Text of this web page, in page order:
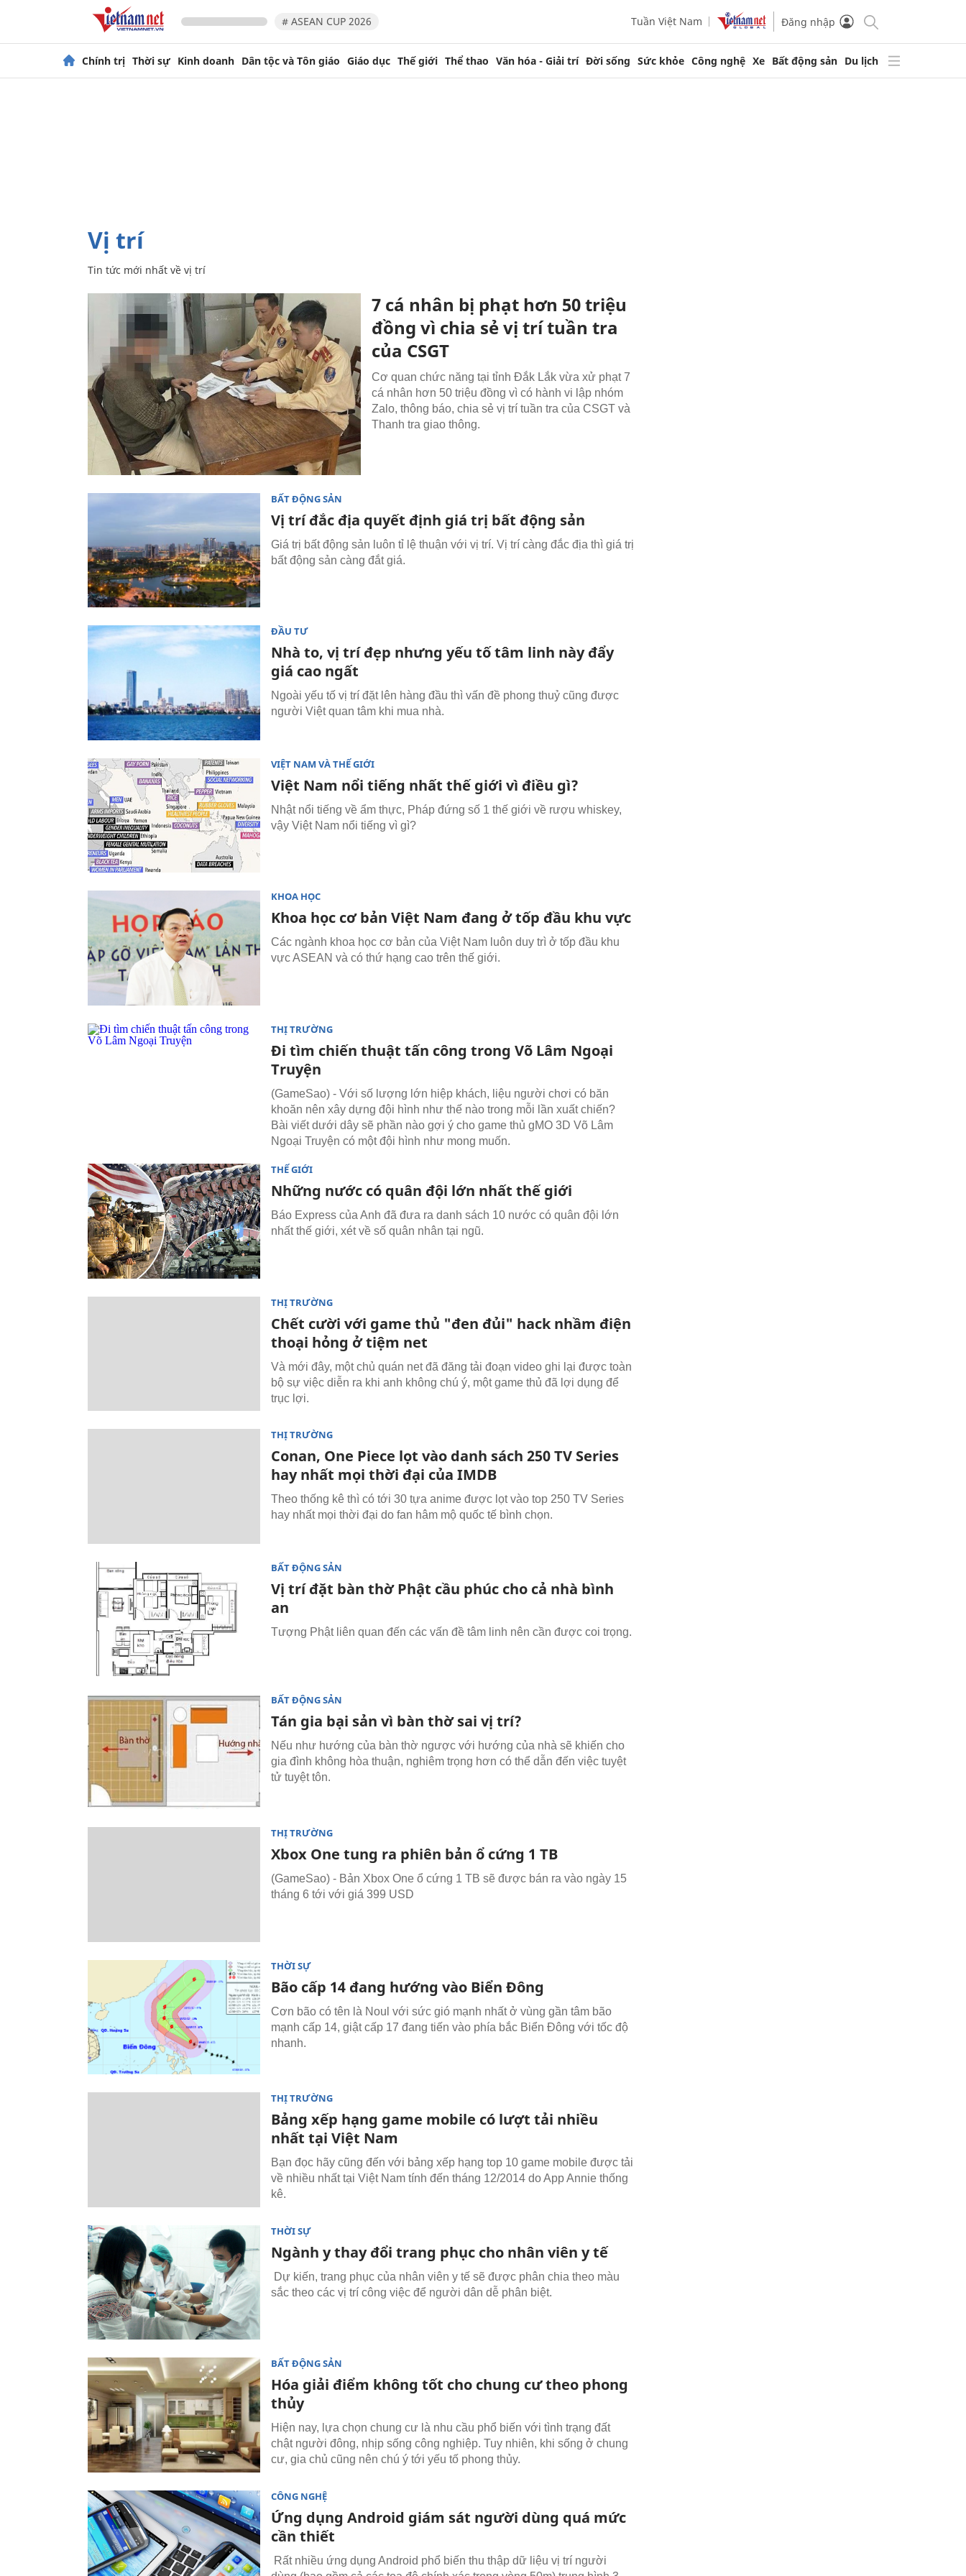
# ASEAN CUP 2026 Tuần Việt Nam Đăng nhập
Chính trị Thời sự Kinh doanh Dân tộc và Tôn giáo Giáo dục Thế giới Thể thao Văn hóa - Giải trí Đời sống Sức khỏe Công nghệ Xe Bất động sản Du lịch
vị trí
Tin tức mới nhất về vị trí
7 cá nhân bị phạt hơn 50 triệu
đồng vì chia sẻ vị trí tuần tra
của CSGT
Cơ quan chức năng tại tỉnh Đắk Lắk vừa xử phạt 7
cá nhân hơn 50 triệu đồng vì có hành vi lập nhóm
Zalo, thông báo, chia sẻ vị trí tuần tra của CSGT và
Thanh tra giao thông.
BẤT ĐỘNG SẢN
Vị trí đắc địa quyết định giá trị bất động sản
Giá trị bất động sản luôn tỉ lệ thuận với vị trí. Vị trí càng đắc địa thì giá trị
bất động sản càng đắt giá.
ĐẦU TƯ
Nhà to, vị trí đẹp nhưng yếu tố tâm linh này đẩy
giá cao ngất
Ngoài yếu tố vị trí đặt lên hàng đầu thì vấn đề phong thuỷ cũng được
người Việt quan tâm khi mua nhà.
VIỆT NAM VÀ THẾ GIỚI
Việt Nam nổi tiếng nhất thế giới vì điều gì?
Nhật nổi tiếng về ẩm thực, Pháp đứng số 1 thế giới về rượu whiskey,
vậy Việt Nam nổi tiếng vì gì?
KHOA HỌC
Khoa học cơ bản Việt Nam đang ở tốp đầu khu vực
Các ngành khoa học cơ bản của Việt Nam luôn duy trì ở tốp đầu khu
vực ASEAN và có thứ hạng cao trên thế giới.
THỊ TRƯỜNG
Đi tìm chiến thuật tấn công trong Võ Lâm Ngoại
Truyện
(GameSao) - Với số lượng lớn hiệp khách, liệu người chơi có băn
khoăn nên xây dựng đội hình như thế nào trong mỗi lần xuất chiến?
Bài viết dưới dây sẽ phần nào gợi ý cho game thủ gMO 3D Võ Lâm
Ngoại Truyện có một đội hình như mong muốn.
THẾ GIỚI
Những nước có quân đội lớn nhất thế giới
Báo Express của Anh đã đưa ra danh sách 10 nước có quân đội lớn
nhất thế giới, xét về số quân nhân tại ngũ.
THỊ TRƯỜNG
Chết cười với game thủ "đen đủi" hack nhầm điện
thoại hỏng ở tiệm net
Và mới đây, một chủ quán net đã đăng tải đoạn video ghi lại được toàn
bộ sự việc diễn ra khi anh không chú ý, một game thủ đã lợi dụng để
trục lợi.
THỊ TRƯỜNG
Conan, One Piece lọt vào danh sách 250 TV Series
hay nhất mọi thời đại của IMDB
Theo thống kê thì có tới 30 tựa anime được lọt vào top 250 TV Series
hay nhất mọi thời đại do fan hâm mộ quốc tế bình chọn.
BẤT ĐỘNG SẢN
Vị trí đặt bàn thờ Phật cầu phúc cho cả nhà bình
an
Tượng Phật liên quan đến các vấn đề tâm linh nên cần được coi trọng.
BẤT ĐỘNG SẢN
Tán gia bại sản vì bàn thờ sai vị trí?
Nếu như hướng của bàn thờ ngược với hướng của nhà sẽ khiến cho
gia đình không hòa thuận, nghiêm trọng hơn có thể dẫn đến việc tuyệt
tử tuyệt tôn.
THỊ TRƯỜNG
Xbox One tung ra phiên bản ổ cứng 1 TB
(GameSao) - Bản Xbox One ổ cứng 1 TB sẽ được bán ra vào ngày 15
tháng 6 tới với giá 399 USD
THỜI SỰ
Bão cấp 14 đang hướng vào Biển Đông
Cơn bão có tên là Noul với sức gió mạnh nhất ở vùng gần tâm bão
mạnh cấp 14, giật cấp 17 đang tiến vào phía bắc Biển Đông với tốc độ
nhanh.
THỊ TRƯỜNG
Bảng xếp hạng game mobile có lượt tải nhiều
nhất tại Việt Nam
Bạn đọc hãy cũng đến với bảng xếp hạng top 10 game mobile được tải
về nhiều nhất tại Việt Nam tính đến tháng 12/2014 do App Annie thống
kê.
THỜI SỰ
Ngành y thay đổi trang phục cho nhân viên y tế
Dự kiến, trang phục của nhân viên y tế sẽ được phân chia theo màu
sắc theo các vị trí công việc để người dân dễ phân biệt.
BẤT ĐỘNG SẢN
Hóa giải điểm không tốt cho chung cư theo phong
thủy
Hiện nay, lựa chọn chung cư là nhu cầu phổ biến với tình trạng đất
chật người đông, nhịp sống công nghiệp. Tuy nhiên, khi sống ở chung
cư, gia chủ cũng nên chú ý tới yếu tố phong thủy.
CÔNG NGHỆ
Ứng dụng Android giám sát người dùng quá mức
cần thiết
Rất nhiều ứng dụng Android phổ biến thu thập dữ liệu vị trí người